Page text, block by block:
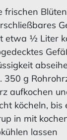
frischen
etwa ½ Liter
350 g
aufkochen
köcheln,
in mit
lassen